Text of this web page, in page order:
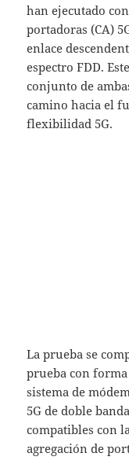
han ejecutado
portadoras (CA)
enlace
espectro FDD.
conjunto de
camino hacia el
flexibilidad 5G.
La prueba se
prueba con
sistema de
5G de doble
compatibles con
agregación de